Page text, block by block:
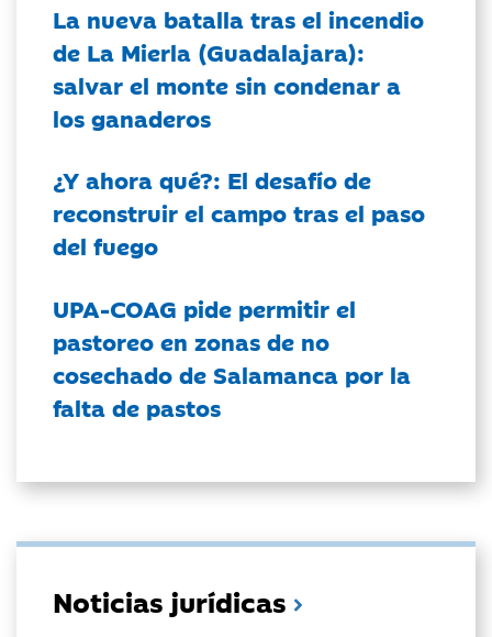
La nueva batalla tras el incendio
de La Mierla (Guadalajara):
salvar el monte sin condenar a
los ganaderos
¿Y ahora qué?: El desafío de
reconstruir el campo tras el paso
del fuego
UPA-COAG pide permitir el
pastoreo en zonas de no
cosechado de Salamanca por la
falta de pastos
Noticias jurídicas